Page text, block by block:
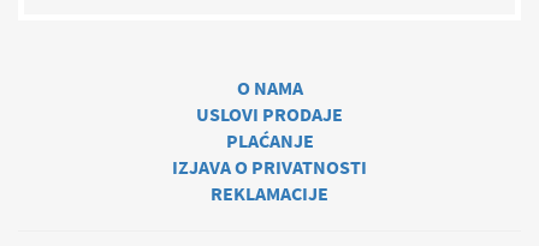
O NAMA
USLOVI PRODAJE
PLAĆANJE
IZJAVA O PRIVATNOSTI
REKLAMACIJE